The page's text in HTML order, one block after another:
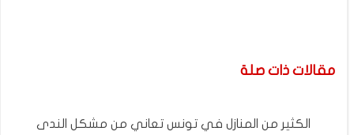
مقالات ذات صلة
الكثير من المنازل في تونس تعاني من مشكل الندى